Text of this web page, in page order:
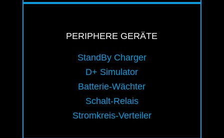
PERIPHERE GERÄTE
StandBy Charger
D+ Simulator
Batterie-Wächter
Schalt-Relais
Stromkreis-Verteiler